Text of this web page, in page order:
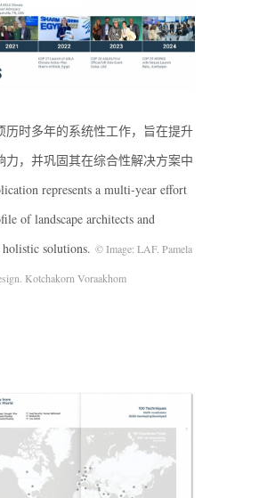
时多年的系统性工作，旨在提升
力，并巩固其在综合性解决方案中
represents a multi-year effort
of landscape architects and
solutions. © Image: LAF. Pamela
Kotchakorn Voraakhom